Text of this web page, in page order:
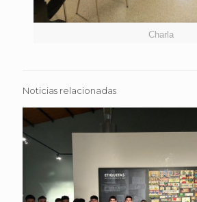
Charla
Noticias relacionadas